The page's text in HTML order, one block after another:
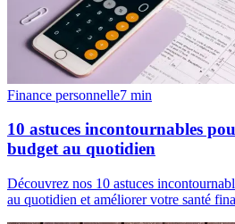
Finance personnelle7 min
10 astuces incontournables
budget au quotidien
Découvrez nos 10 astuces
au quotidien et améliorer votre santé